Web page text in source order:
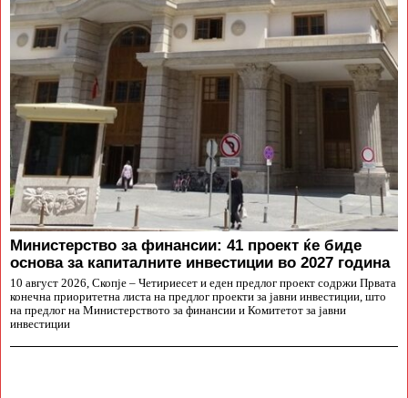
Министерство за финансии: 41 проект ќе биде
основа за капиталните инвестиции во 2027 година
10 август 2026, Скопје – Четириесет и еден предлог проект содржи Првата
конечна приоритетна листа на предлог проекти за јавни инвестиции, што
на предлог на Министерството за финансии и Комитетот за јавни
инвестиции